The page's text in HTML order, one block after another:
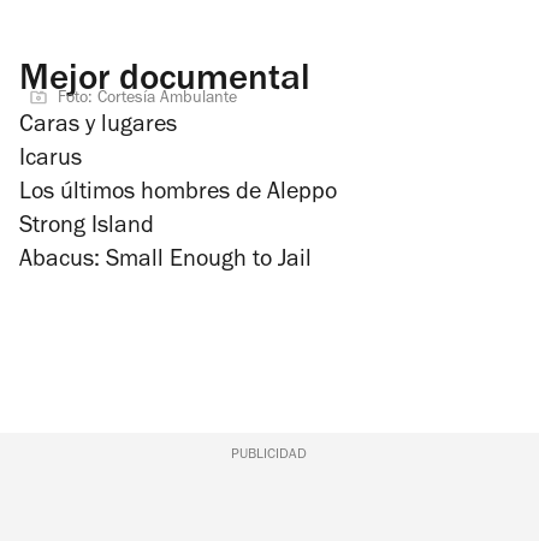
Mejor documental
Foto: Cortesía Ambulante
Caras y lugares
Icarus
Los últimos hombres de Aleppo
Strong Island
Abacus: Small Enough to Jail
PUBLICIDAD